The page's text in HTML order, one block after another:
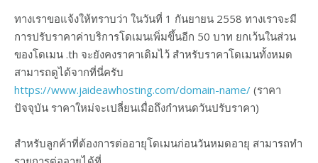
ทางเราขอแจ้งให้ทราบว่า ในวันที่ 1 กันยายน 2558 ทางเราจะมี
การปรับราคาค่าบริการโดเมนเพิ่มขึ้นอีก 50 บาท ยกเว้นในส่วน
ของโดเมน .th จะยังคงราคาเดิมไว้ สำหรับราคาโดเมนทั้งหมด
สามารถดูได้จากที่นี่ครับ
https://www.jaideawhosting.com/domain-name/ (ราคา
ปัจจุบัน ราคาใหม่จะเปลี่ยนเมื่อถึงกำหนดวันปรับราคา)
สำหรับลูกค้าที่ต้องการต่ออายุโดเมนก่อนวันหมดอายุ สามารถทำ